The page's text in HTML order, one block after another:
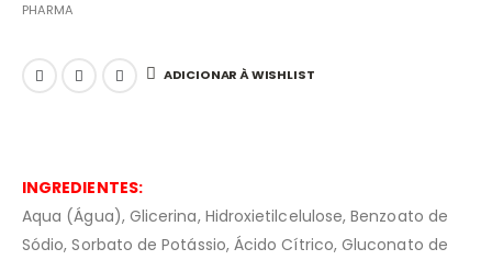
PHARMA
ADICIONAR À WISHLIST
INGREDIENTES:
Aqua (Água), Glicerina, Hidroxietilcelulose, Benzoato de
Sódio, Sorbato de Potássio, Ácido Cítrico, Gluconato de